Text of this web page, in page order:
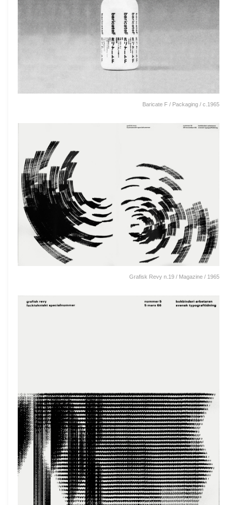
Baricate F / Packaging / c.1965
Grafisk Revy n.19 / Magazine / 1965